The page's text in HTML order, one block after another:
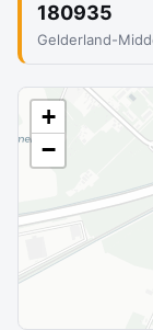
180935
Gelderland-
+
−